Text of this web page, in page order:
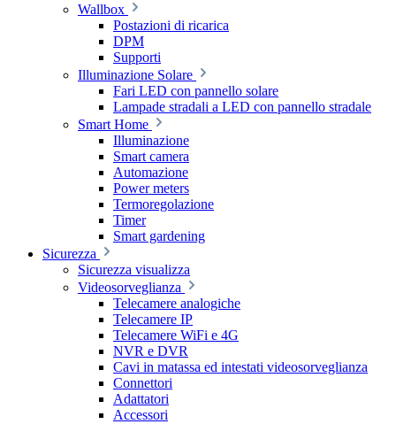
Wallbox
Postazioni di ricarica
DPM
Supporti
Illuminazione Solare
Fari LED con pannello solare
Lampade stradali a LED con pannello stradale
Smart Home
Illuminazione
Smart camera
Automazione
Power meters
Termoregolazione
Timer
Smart gardening
Sicurezza
Sicurezza visualizza
Videosorveglianza
Telecamere analogiche
Telecamere IP
Telecamere WiFi e 4G
NVR e DVR
Cavi in matassa ed intestati videosorveglianza
Connettori
Adattatori
Accessori